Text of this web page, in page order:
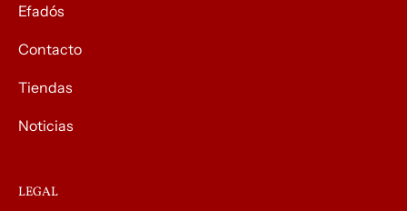
Efadós
Contacto
Tiendas
Noticias
LEGAL